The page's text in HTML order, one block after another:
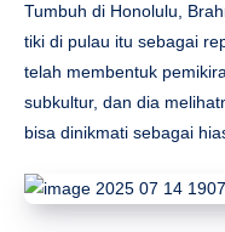
Tumbuh di Honolulu,
tiki di pulau itu sebagai
telah membentuk
subkultur, dan dia
bisa dinikmati sebagai